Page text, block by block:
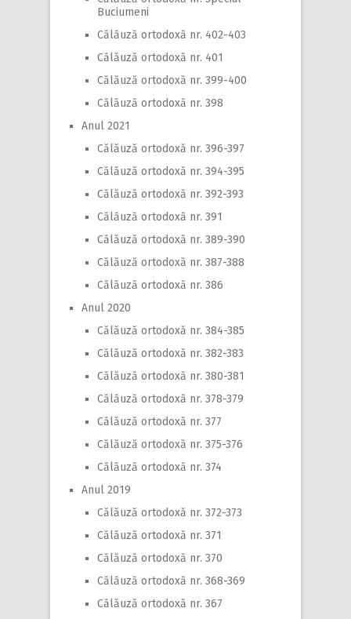
Buciumeni
Călăuză ortodoxă nr. 402-403
Călăuză ortodoxă nr. 401
Călăuză ortodoxă nr. 399-400
Călăuză ortodoxă nr. 398
Anul 2021
Călăuză ortodoxă nr. 396-397
Călăuză ortodoxă nr. 394-395
Călăuză ortodoxă nr. 392-393
Călăuză ortodoxă nr. 391
Călăuză ortodoxă nr. 389-390
Călăuză ortodoxă nr. 387-388
Călăuză ortodoxă nr. 386
Anul 2020
Călăuză ortodoxă nr. 384-385
Călăuză ortodoxă nr. 382-383
Călăuză ortodoxă nr. 380-381
Călăuză ortodoxă nr. 378-379
Călăuză ortodoxă nr. 377
Călăuză ortodoxă nr. 375-376
Călăuză ortodoxă nr. 374
Anul 2019
Călăuză ortodoxă nr. 372-373
Călăuză ortodoxă nr. 371
Călăuză ortodoxă nr. 370
Călăuză ortodoxă nr. 368-369
Călăuză ortodoxă nr. 367